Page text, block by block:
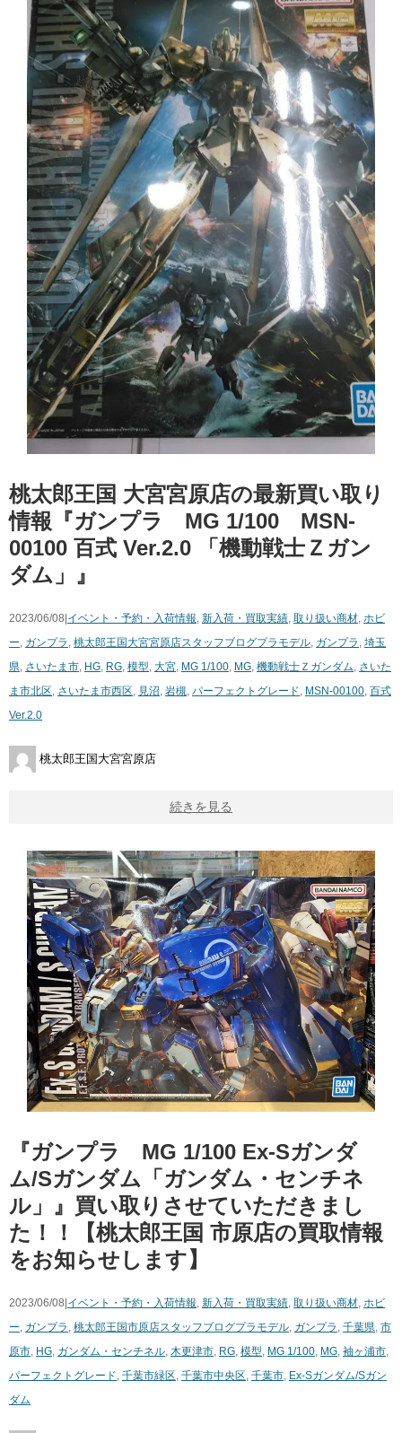
桃太郎王国 大宮宮原店の最新買い取り
情報『ガンプラ MG 1/100 ​MSN-
00100 百式 Ver.2.0 「機動戦士Ｚガン
ダム」』
2023/06/08|イベント・予約・入荷情報, 新入荷・買取実績, 取り扱い商材, ホビ
ー, ガンプラ , 桃太郎王国大宮宮原店スタッフブログプラモデル, ガンプラ , 埼玉
県, さいたま市, HG, RG, 模型, 大宮, MG 1/100, MG, 機動戦士Ｚガンダム, さいた
ま市北区, さいたま市西区, 見沼, 岩槻, パーフェクトグレード, MSN-00100, 百式
Ver.2.0
桃太郎王国大宮宮原店
続きを見る
『ガンプラ MG 1/100 Ex-Sガンダ
ム/Sガンダム「ガンダム・センチネ
ル」』買い取りさせていただきまし
た！！【桃太郎王国 市原店の買取情報
をお知らせします】
2023/06/08|イベント・予約・入荷情報, 新入荷・買取実績, 取り扱い商材, ホビ
ー, ガンプラ , 桃太郎王国市原店スタッフブログプラモデル, ガンプラ , 千葉県, 市
原市, HG, ガンダム・センチネル, 木更津市, RG, 模型, MG 1/100, MG, 袖ヶ浦市,
パーフェクトグレード, 千葉市緑区, 千葉市中央区, 千葉市, Ex-Sガンダム/Sガン
ダム